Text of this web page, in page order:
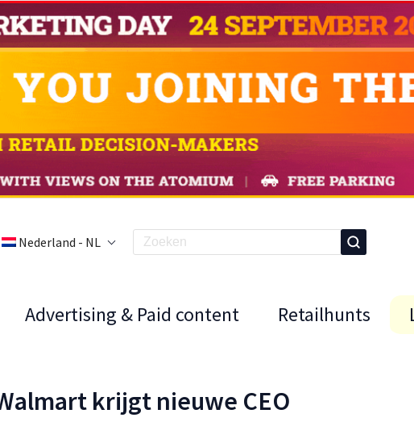
Nederland - NL
Advertising & Paid content Retailhunts
krijgt nieuwe CEO